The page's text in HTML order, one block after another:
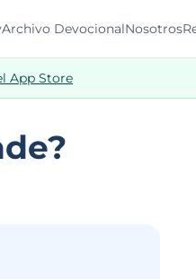
Archivo DevocionalNosotros
App Store